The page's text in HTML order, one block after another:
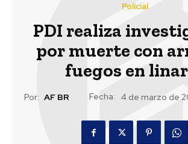
Policial
PDI realiza
por muerte con
fuegos en
Por: AF BR Fecha: 4 de marzo de